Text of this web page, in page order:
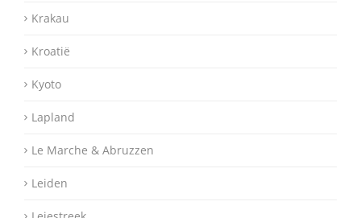
Krakau
Kroatië
Kyoto
Lapland
Le Marche & Abruzzen
Leiden